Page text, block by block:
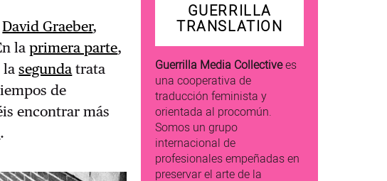
David Graeber,
laprimera parte,
lasegunda trata
de
encontrar más
.
GUERRILLA
TRANSLATION
Guerrilla Media Collectivees
una cooperativa de
traducción feminista y
orientada al procomún.
Somos un grupo
internacional de
profesionales empeñadas en
preservar el arte de la